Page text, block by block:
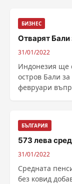
БИЗНЕС
Отварят Бали
31/01/2022
Индонезия ще
остров Бали
февруари
БЪЛГАРИЯ
573 лева
31/01/2022
Средната
без ковид